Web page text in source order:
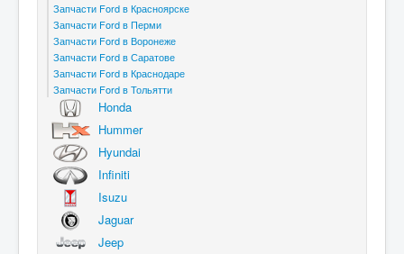
Запчасти Ford в Красноярске
Запчасти Ford в Перми
Запчасти Ford в Воронеже
Запчасти Ford в Саратове
Запчасти Ford в Краснодаре
Запчасти Ford в Тольятти
Honda
Hummer
Hyundai
Infiniti
Isuzu
Jaguar
Jeep